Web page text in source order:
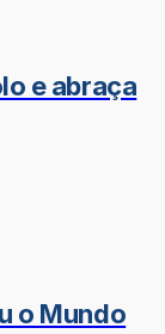
e abraça
o Mundo